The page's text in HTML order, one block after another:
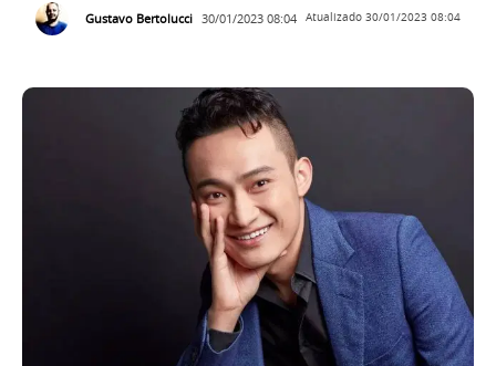
Gustavo Bertolucci 30/01/2023 08:04 Atualizado 30/01/2023 08:04